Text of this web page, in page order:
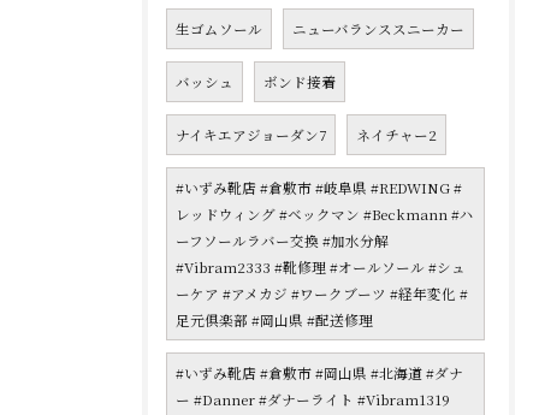
生ゴムソール ニューバランススニーカー
バッシュ ボンド接着
ナイキエアジョーダン7 ネイチャー2
#いずみ靴店 #倉敷市 #岐阜県 #REDWING #
レッドウィング #ベックマン #Beckmann #ハ
ーフソールラバー交換 #加水分解
#Vibram2333 #靴修理 #オールソール #シュ
ーケア #アメカジ #ワークブーツ #経年変化 #
足元倶楽部 #岡山県 #配送修理
#いずみ靴店 #倉敷市 #岡山県 #北海道 #ダナ
ー #Danner #ダナーライト #Vibram1319